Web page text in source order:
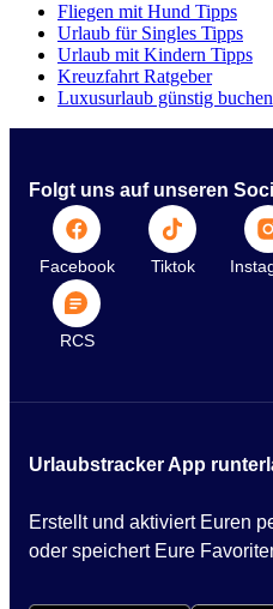
Fliegen mit Hund Tipps
Urlaub für Singles Tipps
Urlaub mit Kindern Tipps
Kreuzfahrt Ratgeber
Luxusurlaub günstig buchen